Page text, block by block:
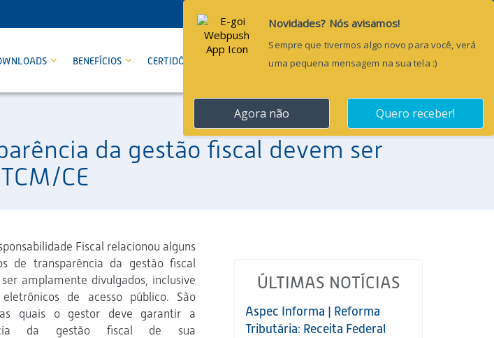
BENEFÍCIOS CERTIDÕES CONTATO Pesquisar...
da gestão fiscal devem ser
CE
Fiscal relacionou alguns
de transparência da gestão fiscal
amplamente divulgados, inclusive
de acesso público. São
quais o gestor deve garantir a
da gestão fiscal de sua
ÚLTIMAS NOTÍCIAS
Aspec Informa | Reforma
Tributária: Receita Federal